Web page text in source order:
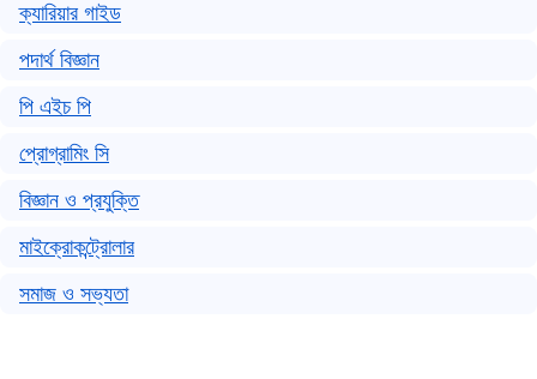
ক্যারিয়ার গাইড
পদার্থ বিজ্ঞান
পি এইচ পি
প্রোগ্রামিং সি
বিজ্ঞান ও প্রযুক্তি
মাইক্রোকন্ট্রোলার
সমাজ ও সভ্যতা